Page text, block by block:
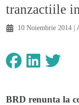
tranzactiile
10 Noiembrie 2014 |
BRD renunta la